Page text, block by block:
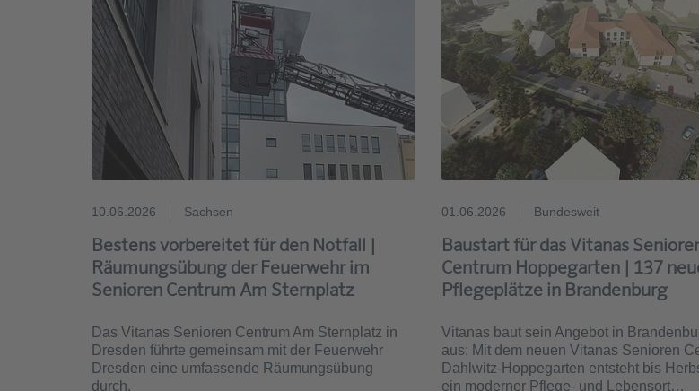
10.06.2026 Sachsen
Bestens vorbereitet für den Notfall |
Räumungsübung der Feuerwehr im
Senioren Centrum Am Sternplatz
Das Vitanas Senioren Centrum Am Sternplatz in
Dresden führte gemeinsam mit der Feuerwehr
Dresden eine umfassende Räumungsübung
durch.
01.06.2026 Bundesweit
Baustart für das Vitanas
Centrum Hoppegarten | 137
Pflegeplätze in Brandenburg
Vitanas baut sein Angebot in
aus: Mit dem neuen Vitanas Senioren
Dahlwitz-Hoppegarten entsteht bis
ein moderner Pflege- und Lebensort…